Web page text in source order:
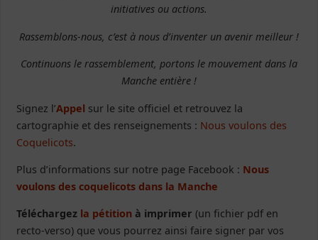
initiatives ou actions.
Rassemblons-nous, c’est à nous d’inventer un avenir meilleur !
Continuons le rassemblement, portons le mouvement dans la
Manche entière !
Signez l’Appel sur le site officiel et retrouvez la
cartographie et des renseignements : Nous voulons des
Coquelicots.
Plus d’informations sur notre page Facebook : Nous
voulons des coquelicots dans la Manche
Téléchargez la pétitionà imprimer (un fichier pdf en
recto-verso) que vous pourrez ainsi faire signer par vos